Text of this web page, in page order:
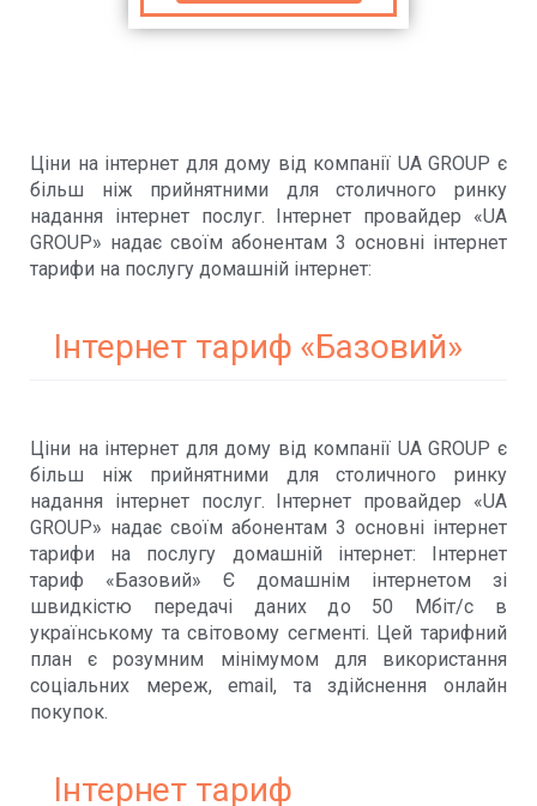
Ціни на інтернет для дому від компанії UA GROUP є
більш ніж прийнятними для столичного ринку
надання інтернет послуг. Інтернет провайдер «UA
GROUP» надає своїм абонентам 3 основні інтернет
тарифи на послугу домашній інтернет:
Інтернет тариф «Базовий»
Ціни на інтернет для дому від компанії UA GROUP є
більш ніж прийнятними для столичного ринку
надання інтернет послуг. Інтернет провайдер «UA
GROUP» надає своїм абонентам 3 основні інтернет
тарифи на послугу домашній інтернет: Інтернет
тариф «Базовий» Є домашнім інтернетом зі
швидкістю передачі даних до 50 Мбіт/с в
українському та світовому сегменті. Цей тарифний
план є розумним мінімумом для використання
соціальних мереж, email, та здійснення онлайн
покупок.
Інтернет тариф